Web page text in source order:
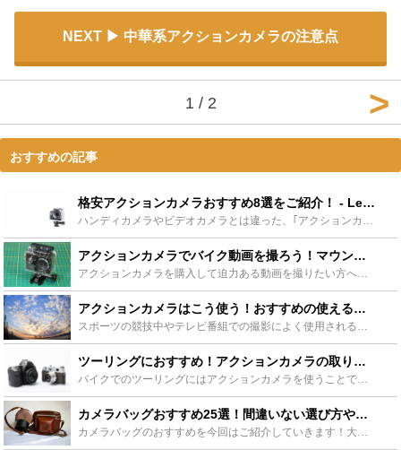
NEXT 中華系アクションカメラの注意点
1 / 2
おすすめの記事
格安アクションカメラおすすめ8選をご紹介！ - Leisurego(レジャーゴー)
ハンディカメラやビデオカメラとは違った、｢アクションカメラ｣をご存知ですか？アウトドアやマリンスポーツなどのシーンで特に活躍するカメラで、自転車や車、バイクなどに固定することができる優れものです。ア...
アクションカメラでバイク動画を撮ろう！マウントの種類とおすすめ12選！中華系もご紹介 - Leisurego(レジャーゴー)
アクションカメラを購入して迫力ある動画を撮りたい方へおすすめのアクションカメラ12選をご紹介します。バイク動画を撮るためにはアクションカメラのマウントが大事!アクションカメラのヘルメット、ハンドル、...
アクションカメラはこう使う！おすすめの使えるシーンもご紹介！ - Leisurego(レジャーゴー)
スポーツの競技中やテレビ番組での撮影によく使用されるアクションカメラ。通常のビデオカメラとは違う臨場感のある映像が撮影できることでその需要は高まっています。そんな大人気のアクションカメラはどう使うの...
ツーリングにおすすめ！アクションカメラの取り付け方！ヘルメット編 - Leisurego(レジャーゴー)
バイクでのツーリングにはアクションカメラを使うことで景色を撮影できます。しかし、アクションカメラを使ったことのない方は取り付け方などを知らないかもしれません。ということで、バイクのヘルメットへのアク...
カメラバッグおすすめ25選！間違いない選び方や人気ブランドも紹介 - Leisurego(レジャーゴー)
カメラバッグのおすすめを今回はご紹介していきます！大事なカメラを守るカメラバッグは慎重に選びたいですが、どれがいいかお悩みの方も多いでしょう。この記事ではカメラバッグをタイプ別に紹介していますのでバ...